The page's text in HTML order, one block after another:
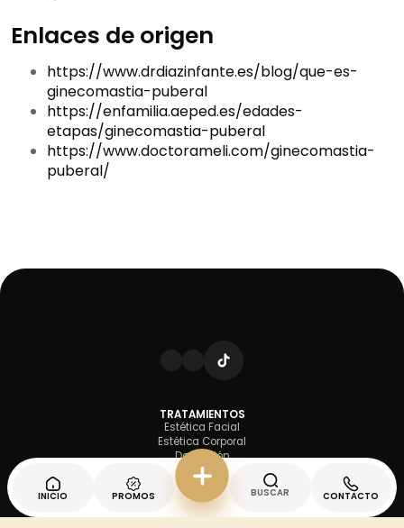
Enlaces de origen
https://www.drdiazinfante.es/blog/que-es-
ginecomastia-puberal
https://enfamilia.aeped.es/edades-
etapas/ginecomastia-puberal
https://www.doctorameli.com/ginecomastia-
puberal/
INICIO PROMOS BUSCAR CONTACTO
TRATAMIENTOS
Estética Facial
Estética Corporal
Depilación
Micropigmetación
Promos